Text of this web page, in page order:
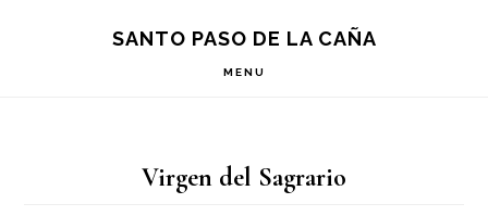
SANTO PASO DE LA CAÑA
MENU
Virgen del Sagrario